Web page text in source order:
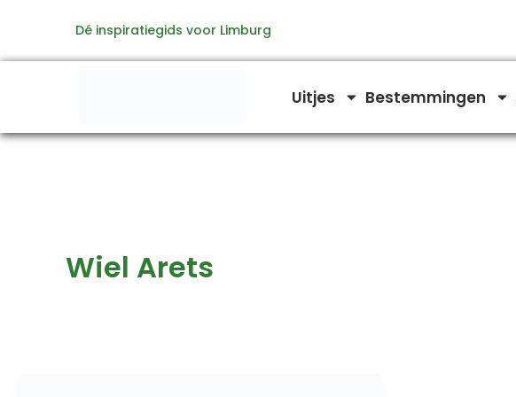
de
Dé inspiratiegids voor Limburg
Uitjes Bestemmingen
Wiel Arets